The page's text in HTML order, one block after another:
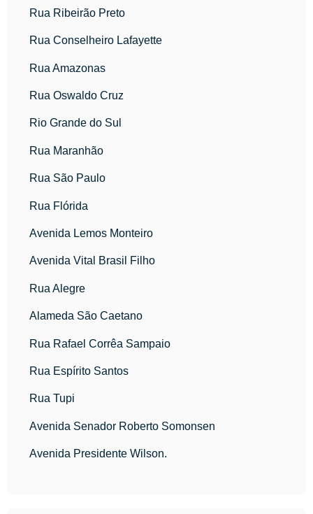
Rua Ribeirão Preto
Rua Conselheiro Lafayette
Rua Amazonas
Rua Oswaldo Cruz
Rio Grande do Sul
Rua Maranhão
Rua São Paulo
Rua Flórida
Avenida Lemos Monteiro
Avenida Vital Brasil Filho
Rua Alegre
Alameda São Caetano
Rua Rafael Corrêa Sampaio
Rua Espírito Santos
Rua Tupi
Avenida Senador Roberto Somonsen
Avenida Presidente Wilson.